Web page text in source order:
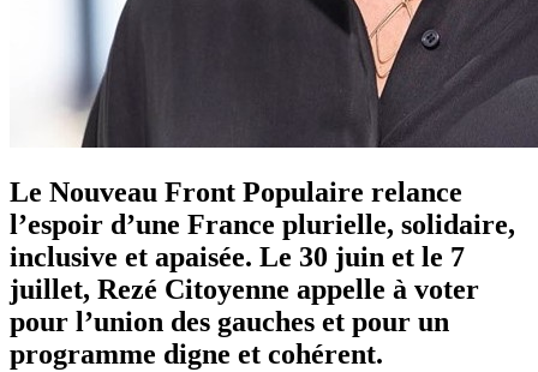
Le Nouveau Front Populaire relance
l’espoir d’une France plurielle, solidaire,
inclusive et apaisée. Le 30 juin et le 7
juillet, Rezé Citoyenne appelle à voter
pour l’union des gauches et pour un
programme digne et cohérent.